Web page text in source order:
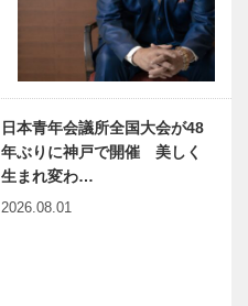
高砂会 遊び
ま書ー
Artwork on
the T-shirt
MAKE OVER
MAGIC
日本青年会議所全国大会が48
年ぶりに神戸で開催 美しく
生まれ変わ…
2026.08.01